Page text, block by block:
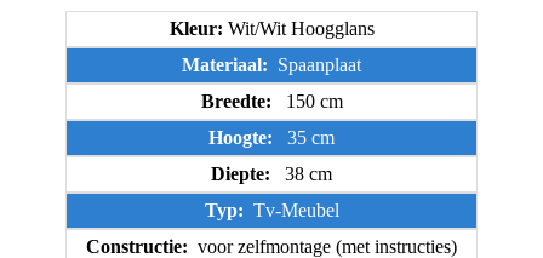
Kleur: Wit/Wit Hoogglans
Materiaal: Spaanplaat
Breedte: 150 cm
Hoogte: 35 cm
Diepte: 38 cm
Typ: Tv-Meubel
Constructie: voor zelfmontage (met instructies)